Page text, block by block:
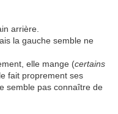
arrière.
la gauche semble ne
elle mange (certains
fait proprement ses
semble pas connaître de